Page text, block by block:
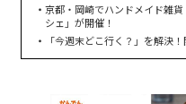
京都・岡崎でハンドメイド雑
シェ」が開催！
「今週末どこ行く？」を解決